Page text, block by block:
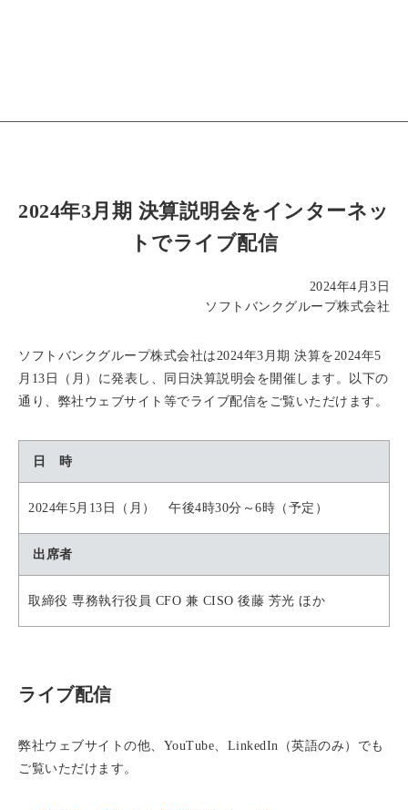
2024年3月期 決算説明会をインターネッ
トでライブ配信
2024年4月3日
ソフトバンクグループ株式会社
ソフトバンクグループ株式会社は2024年3月期 決算を2024年5
月13日（月）に発表し、同日決算説明会を開催します。以下の
通り、弊社ウェブサイト等でライブ配信をご覧いただけます。
日 時
2024年5月13日（月） 午後4時30分～6時（予定）
出席者
取締役 専務執行役員 CFO 兼 CISO 後藤 芳光 ほか
ライブ配信
弊社ウェブサイトの他、YouTube、LinkedIn（英語のみ）でも
ご覧いただけます。